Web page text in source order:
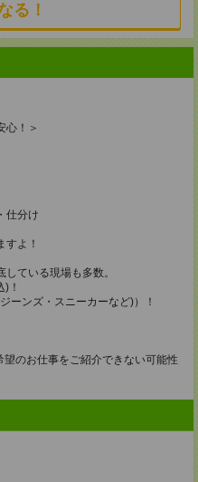
る！
心！＞
仕分け
すよ！
ている現場も多数。
！
ーンズ・スニーカーなど)）！
のお仕事をご紹介できない可能性